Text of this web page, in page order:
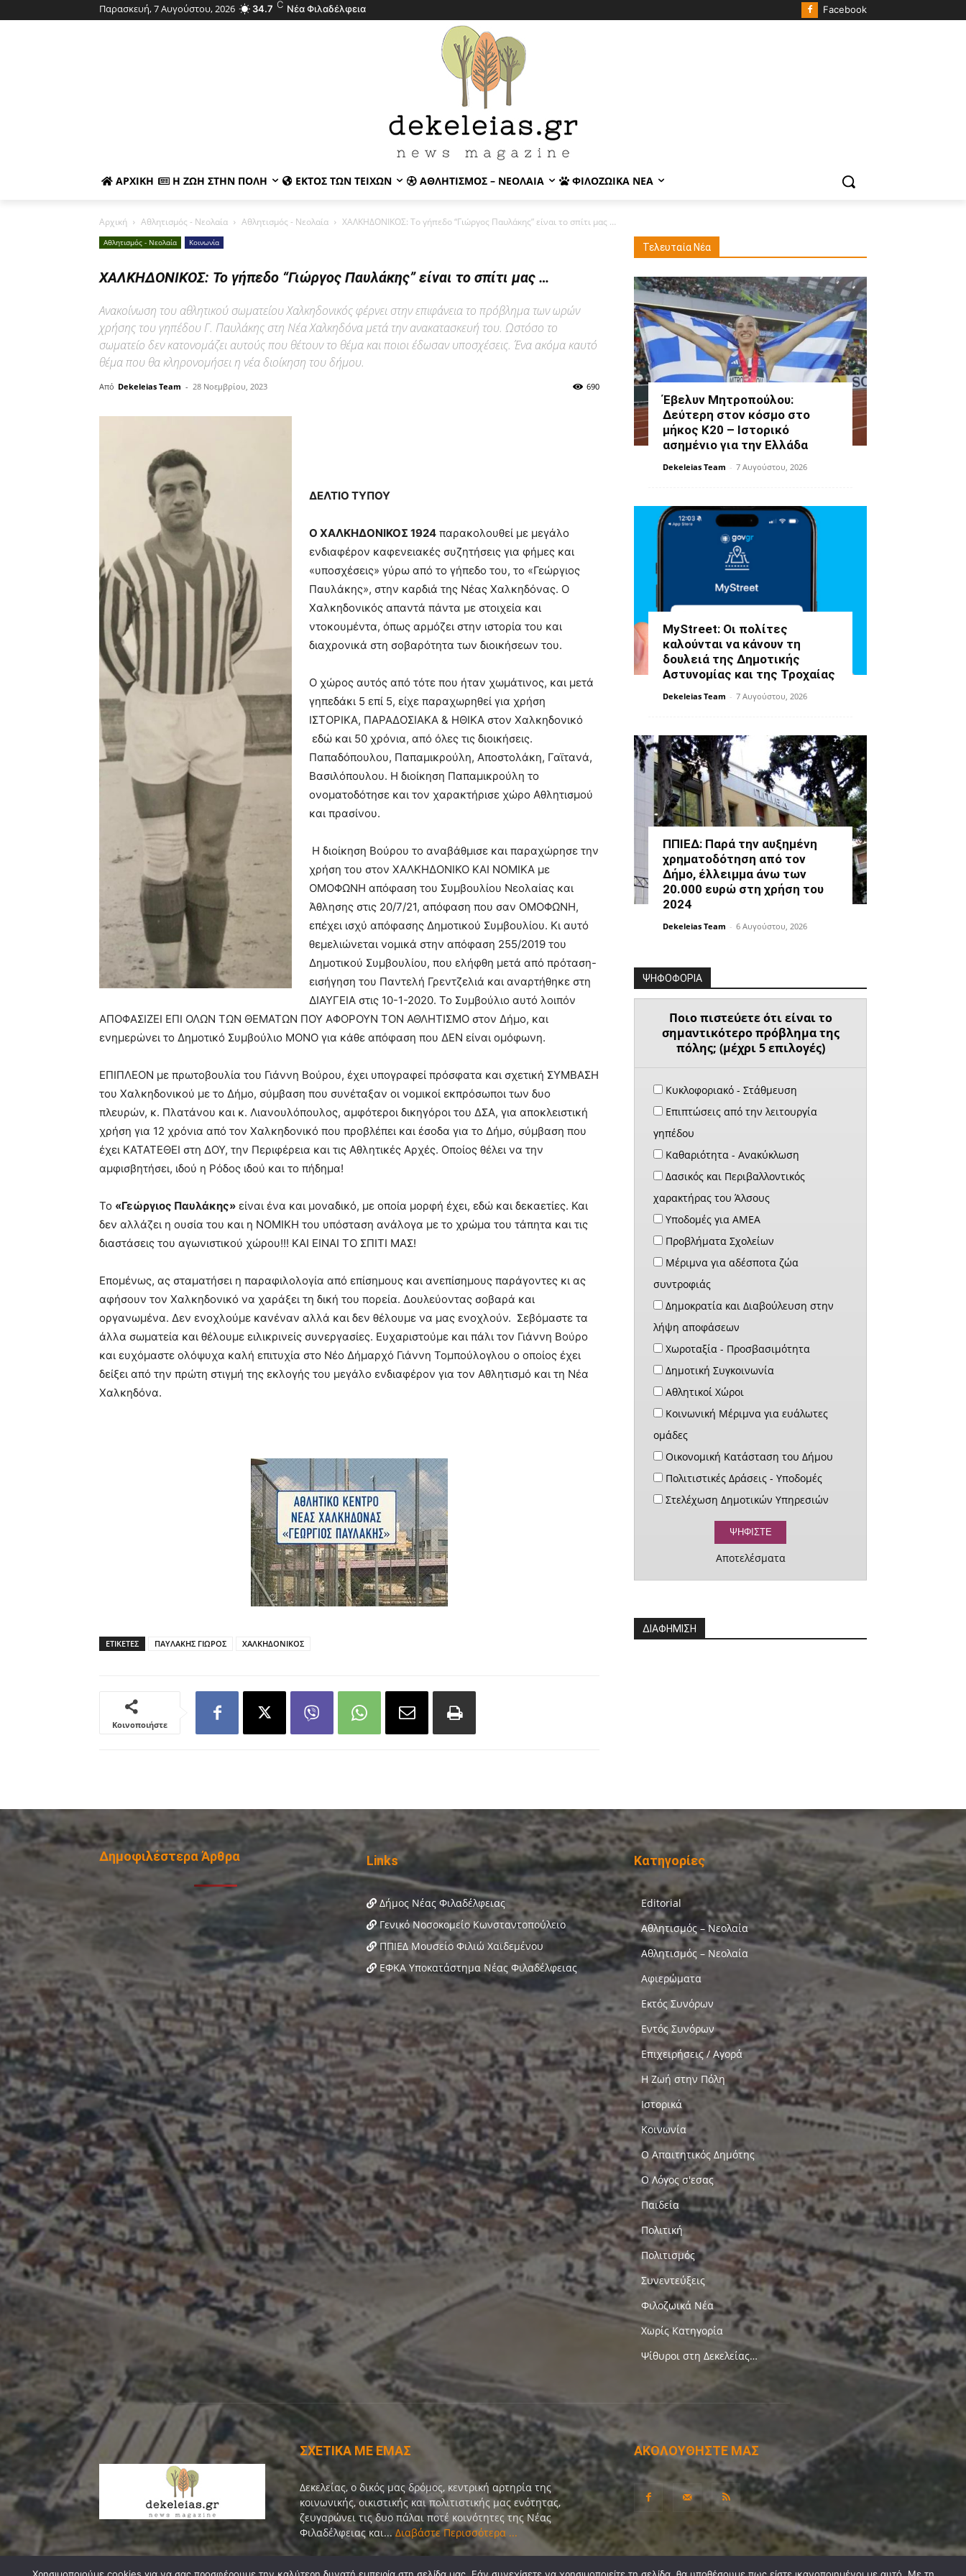
Παρασκευή, 7 Αυγούστου, 2026 34.7 C Νέα Φιλαδέλφεια Facebook
ΑΡΧΙΚΉ Η ΖΩΉ ΣΤΗΝ ΠΌΛΗ ΕΚΤΌΣ ΤΩΝ ΤΕΙΧΏΝ ΑΘΛΗΤΙΣΜΌΣ – ΝΕΟΛΑΊΑ ΦΙΛΟΖΩΙΚΆ ΝΈΑ
Αρχική Αθλητισμός - Νεολαία Αθλητισμός - Νεολαία ΧΑΛΚΗΔΟΝΙΚΟΣ: Το γήπεδο “Γιώργος Παυλάκης” είναι το σπίτι μας …
Αθλητισμός - Νεολαία Κοινωνία
ΧΑΛΚΗΔΟΝΙΚΟΣ: Το γήπεδο “Γιώργος Παυλάκης” είναι το σπίτι μας …
Ανακοίνωση του αθλητικού σωματείου Χαλκηδονικός φέρνει στην επιφάνεια το πρόβλημα των ωρών
χρήσης του γηπέδου Γ. Παυλάκης στη Νέα Χαλκηδόνα μετά την ανακατασκευή του. Ωστόσο το
σωματείο δεν κατονομάζει αυτούς που θέτουν το θέμα και ποιοι έδωσαν υποσχέσεις. Ένα ακόμα καυτό
θέμα που θα κληρονομήσει η νέα διοίκηση του δήμου.
Από Dekeleias Team - 28 Νοεμβρίου, 2023 690
ΔΕΛΤΙΟ ΤΥΠΟΥ
Ο ΧΑΛΚΗΔΟΝΙΚΟΣ 1924 παρακολουθεί με μεγάλο
ενδιαφέρον καφενειακές συζητήσεις για φήμες και
«υποσχέσεις» γύρω από το γήπεδο του, το «Γεώργιος
Παυλάκης», στην καρδιά της Νέας Χαλκηδόνας. Ο
Χαλκηδονικός απαντά πάντα με στοιχεία και
ντοκουμέντα, όπως αρμόζει στην ιστορία του και
διαχρονικά στη σοβαρότητα των διοικήσεων του.
Ο χώρος αυτός από τότε που ήταν χωμάτινος, και μετά
γηπεδάκι 5 επί 5, είχε παραχωρηθεί για χρήση
ΙΣΤΟΡΙΚΑ, ΠΑΡΑΔΟΣΙΑΚΑ & ΗΘΙΚΑ στον Χαλκηδονικό
εδώ και 50 χρόνια, από όλες τις διοικήσεις.
Παπαδόπουλου, Παπαμικρούλη, Αποστολάκη, Γαϊτανά,
Βασιλόπουλου. Η διοίκηση Παπαμικρούλη το
ονοματοδότησε και τον χαρακτήρισε χώρο Αθλητισμού
και πρασίνου.
Η διοίκηση Βούρου το αναβάθμισε και παραχώρησε την
χρήση του στον ΧΑΛΚΗΔΟΝΙΚΟ ΚΑΙ ΝΟΜΙΚΑ με
ΟΜΟΦΩΝΗ απόφαση του Συμβουλίου Νεολαίας και
Άθλησης στις 20/7/21, απόφαση που σαν ΟΜΟΦΩΝΗ,
επέχει ισχύ απόφασης Δημοτικού Συμβουλίου. Κι αυτό
θεμελιώνεται νομικά στην απόφαση 255/2019 του
Δημοτικού Συμβουλίου, που ελήφθη μετά από πρόταση-
εισήγηση του Παντελή Γρεντζελιά και αναρτήθηκε στη
ΔΙΑΥΓΕΙΑ στις 10-1-2020. Το Συμβούλιο αυτό λοιπόν
ΑΠΟΦΑΣΙΖΕΙ ΕΠΙ ΟΛΩΝ ΤΩΝ ΘΕΜΑΤΩΝ ΠΟΥ ΑΦΟΡΟΥΝ ΤΟΝ ΑΘΛΗΤΙΣΜΟ στον Δήμο, και
ενημερώνει το Δημοτικό Συμβούλιο ΜΟΝΟ για κάθε απόφαση που ΔΕΝ είναι ομόφωνη.
ΕΠΙΠΛΕΟΝ με πρωτοβουλία του Γιάννη Βούρου, έχει υπογραφεί πρόσφατα και σχετική ΣΥΜΒΑΣΗ
του Χαλκηδονικού με το Δήμο, σύμβαση που συνέταξαν οι νομικοί εκπρόσωποι των δυο
πλευρών, κ. Πλατάνου και κ. Λιανουλόπουλος, αμφότεροι δικηγόροι του ΔΣΑ, για αποκλειστική
χρήση για 12 χρόνια από τον Χαλκηδονικό που προβλέπει και έσοδα για το Δήμο, σύμβαση που
έχει ΚΑΤΑΤΕΘΕΙ στη ΔΟΥ, την Περιφέρεια και τις Αθλητικές Αρχές. Οποίος θέλει να την
αμφισβητήσει, ιδού η Ρόδος ιδού και το πήδημα!
Το «Γεώργιος Παυλάκης» είναι ένα και μοναδικό, με οποία μορφή έχει, εδώ και δεκαετίες. Και
δεν αλλάζει η ουσία του και η ΝΟΜΙΚΗ του υπόσταση ανάλογα με το χρώμα του τάπητα και τις
διαστάσεις του αγωνιστικού χώρου!!! ΚΑΙ ΕΙΝΑΙ ΤΟ ΣΠΙΤΙ ΜΑΣ!
Επομένως, ας σταματήσει η παραφιλολογία από επίσημους και ανεπίσημους παράγοντες κι ας
αφήσουν τον Χαλκηδονικό να χαράξει τη δική του πορεία. Δουλεύοντας σοβαρά και
οργανωμένα. Δεν ενοχλούμε κανέναν αλλά και δεν θέλουμε να μας ενοχλούν. Σεβόμαστε τα
άλλα σωματεία και θέλουμε ειλικρινείς συνεργασίες. Ευχαριστούμε και πάλι τον Γιάννη Βούρο
και ευχόμαστε ολόψυχα καλή επιτυχία στο Νέο Δήμαρχό Γιάννη Τομπούλογλου ο οποίος έχει
δείξει από την πρώτη στιγμή της εκλογής του μεγάλο ενδιαφέρον για τον Αθλητισμό και τη Νέα
Χαλκηδόνα.
ΕΤΙΚΕΤΕΣ ΠΑΥΛΑΚΗΣ ΓΙΩΡΟΣ ΧΑΛΚΗΔΟΝΙΚΟΣ
Κοινοποιήστε
Τελευταία Νέα
Έβελυν Μητροπούλου:
Δεύτερη στον κόσμο στο
μήκος Κ20 – Ιστορικό
ασημένιο για την Ελλάδα
Dekeleias Team - 7 Αυγούστου, 2026
MyStreet: Οι πολίτες
καλούνται να κάνουν τη
δουλειά της Δημοτικής
Αστυνομίας και της Τροχαίας
Dekeleias Team - 7 Αυγούστου, 2026
ΠΠΙΕΔ: Παρά την αυξημένη
χρηματοδότηση από τον
Δήμο, έλλειμμα άνω των
20.000 ευρώ στη χρήση του
2024
Dekeleias Team - 6 Αυγούστου, 2026
ΨΗΦΟΦΟΡΙΑ
Ποιο πιστεύετε ότι είναι το
σημαντικότερο πρόβλημα της
πόλης; (μέχρι 5 επιλογές)
Κυκλοφοριακό - Στάθμευση
Επιπτώσεις από την λειτουργία
γηπέδου
Καθαριότητα - Ανακύκλωση
Δασικός και Περιβαλλοντικός
χαρακτήρας του Άλσους
Υποδομές για ΑΜΕΑ
Προβλήματα Σχολείων
Μέριμνα για αδέσποτα ζώα
συντροφιάς
Δημοκρατία και Διαβούλευση στην
λήψη αποφάσεων
Χωροταξία - Προσβασιμότητα
Δημοτική Συγκοινωνία
Αθλητικοί Χώροι
Κοινωνική Μέριμνα για ευάλωτες
ομάδες
Οικονομική Κατάσταση του Δήμου
Πολιτιστικές Δράσεις - Υποδομές
Στελέχωση Δημοτικών Υπηρεσιών
Αποτελέσματα
ΔΙΑΦΗΜΙΣΗ
Δημοφιλέστερα Άρθρα Links
Δήμος Νέας Φιλαδέλφειας
Γενικό Νοσοκομείο Κωνσταντοπούλειο
ΠΠΙΕΔ Μουσείο Φιλιώ Χαϊδεμένου
ΕΦΚΑ Υποκατάστημα Νέας Φιλαδέλφειας
Κατηγορίες
Editorial
Αθλητισμός – Νεολαία
Αθλητισμός – Νεολαία
Αφιερώματα
Εκτός Συνόρων
Εντός Συνόρων
Επιχειρήσεις / Αγορά
Η Ζωή στην Πόλη
Ιστορικά
Κοινωνία
Ο Απαιτητικός Δημότης
Ο Λόγος σ'εσας
Παιδεία
Πολιτική
Πολιτισμός
Συνεντεύξεις
Φιλοζωικά Νέα
Χωρίς Κατηγορία
Ψίθυροι στη Δεκελείας…
ΣΧΕΤΙΚΑ ΜΕ ΕΜΑΣ
Δεκελείας, ο δικός μας δρόμος, κεντρική αρτηρία της
κοινωνικής, οικιστικής και πολιτιστικής μας ενότητας,
ζευγαρώνει τις δυο πάλαι ποτέ κοινότητες της Νέας
Φιλαδέλφειας και... Διαβάστε Περισσότερα ...
ΑΚΟΛΟΥΘΗΣΤΕ ΜΑΣ